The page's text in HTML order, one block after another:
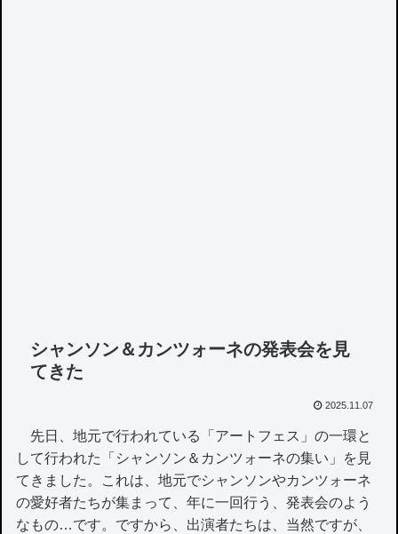
シャンソン＆カンツォーネの発表会を見
てきた
2025.11.07
先日、地元で行われている「アートフェス」の一環と
して行われた「シャンソン＆カンツォーネの集い」を見
てきました。これは、地元でシャンソンやカンツォーネ
の愛好者たちが集まって、年に一回行う、発表会のよう
なもの…です。ですから、出演者たちは、当然ですが、